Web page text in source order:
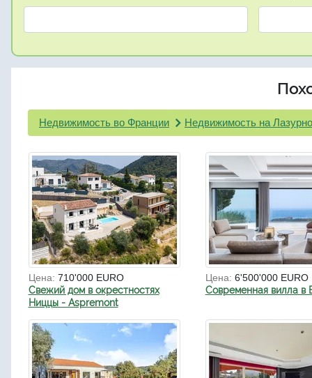
Недвижимость во Франции Недвижимость на
Цена: 710'000 EURO
Свежий дом в окрестностях
Ниццы - Aspremont
Цена: 6'500'000 EURO
Современная вилла в